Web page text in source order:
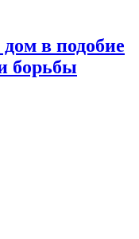
в подобие
борьбы